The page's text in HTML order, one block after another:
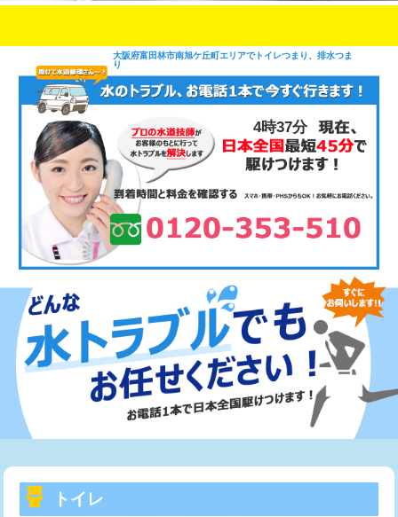
大阪府富田林市南旭ケ丘町エリアでトイレつまり、排水つま
り
4時37分
トイレ